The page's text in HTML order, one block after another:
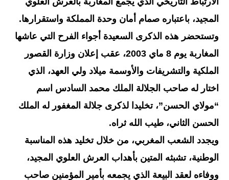
المجيد، باعتباره صمام أمان وحدة المملكة واستقرارها.
وتستحضر هذه الذكرى السعيدة أجواء الفرح التي عاشها
المغاربة يوم 8 ماي 2003، عقب إعلان وزارة القصور
الملكية والتشريفات والأوسمة ميلاد ولي العهد، الذي
اختار له صاحب الجلالة الملك محمد السادس اسم
“مولاي الحسن”، تخليدا لذكرى جلالة المغفور له الملك
الحسن الثاني، طيب الله ثراه.
ويجدد الشعب المغربي، من خلال تخليد هذه المناسبة
الوطنية، تشبثه المتين بأهداب العرش العلوي المجيد،
ووفاءه لعقد البيعة الذي يجمعه بأمير المؤمنين صاحب